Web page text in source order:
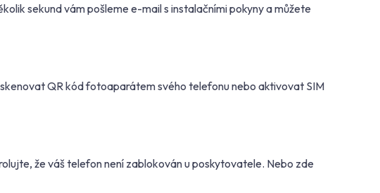
sekund vám pošleme e-mail s instalačními pokyny a můžete
QR kód fotoaparátem svého telefonu nebo aktivovat SIM
že váš telefon není zablokován u poskytovatele. Nebo zde